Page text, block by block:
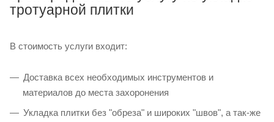
тротуарной плитки
В стоимость услуги входит:
Доставка всех необходимых инструментов и
материалов до места захоронения
Укладка плитки без "обреза" и широких "швов", а так-же